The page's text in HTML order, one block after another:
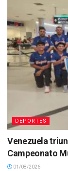
DEPORTES
Venezuela
Campeonato
01/08/2026